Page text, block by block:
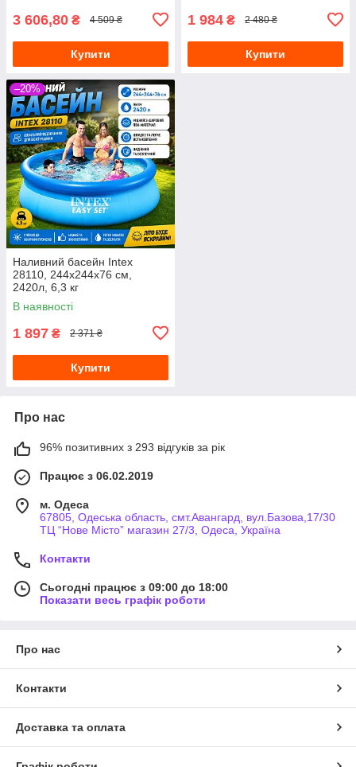
3 606,80 ₴ 4 509 ₴
Купити
1 984 ₴ 2 480 ₴
Купити
–20%
Наливний басейн Intex
28110, 244х244х76 см,
2420л, 6,3 кг
В наявності
1 897 ₴ 2 371 ₴
Купити
Про нас
96% позитивних з 293 відгуків за рік
Працює з 06.02.2019
м. Одеса
67805, Одеська область, смт.Авангард, вул.Базова,17/30
ТЦ “Нове Місто” магазин 27/3, Одеса, Україна
Контакти
Сьогодні працює з 09:00 до 18:00
Показати весь графік роботи
Про нас
Контакти
Доставка та оплата